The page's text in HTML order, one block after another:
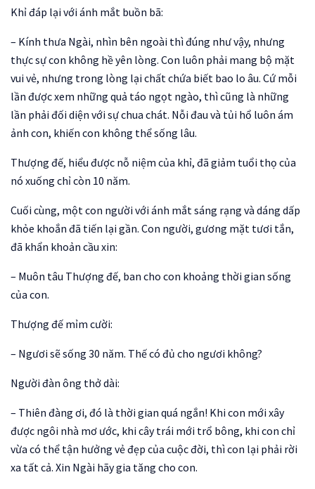
Khỉ đáp lại với ánh mắt buồn bã:
– Kính thưa Ngài, nhìn bên ngoài thì đúng như vậy, nhưng
thực sự con không hề yên lòng. Con luôn phải mang bộ mặt
vui vẻ, nhưng trong lòng lại chất chứa biết bao lo âu. Cứ mỗi
lần được xem những quả táo ngọt ngào, thì cũng là những
lần phải đối diện với sự chua chát. Nỗi đau và tủi hổ luôn ám
ảnh con, khiến con không thể sống lâu.
Thượng đế, hiểu được nỗ niệm của khỉ, đã giảm tuổi thọ của
nó xuống chỉ còn 10 năm.
Cuối cùng, một con người với ánh mắt sáng rạng và dáng dấp
khỏe khoắn đã tiến lại gần. Con người, gương mặt tươi tắn,
đã khẩn khoản cầu xin:
– Muôn tâu Thượng đế, ban cho con khoảng thời gian sống
của con.
Thượng đế mỉm cười:
– Ngươi sẽ sống 30 năm. Thế có đủ cho ngươi không?
Người đàn ông thở dài:
– Thiên đàng ơi, đó là thời gian quá ngắn! Khi con mới xây
được ngôi nhà mơ ước, khi cây trái mới trổ bông, khi con chỉ
vừa có thể tận hưởng vẻ đẹp của cuộc đời, thì con lại phải rời
xa tất cả. Xin Ngài hãy gia tăng cho con.